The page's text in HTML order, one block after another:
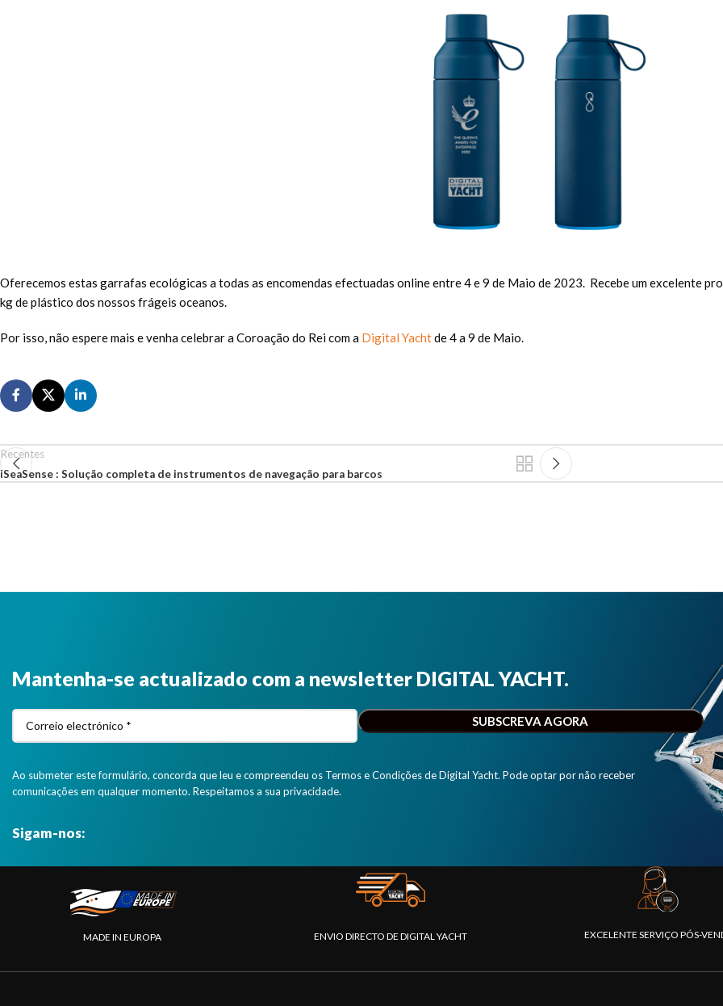
Oferecemos estas garrafas ecológicas a todas as encomendas efectuadas online entre 4 e 9 de Maio de 2023. Recebe um excelente
kg de plástico dos nossos frágeis oceanos.
Por isso, não espere mais e venha celebrar a Coroação do Rei com a Digital Yachtde 4 a 9 de Maio.
Recentes
iSeaSense : Solução completa de instrumentos de navegação para barcos
Mantenha-se actualizado com a newsletter DIGITAL YACHT.
Ao submeter este formulário, concorda que leu e compreendeu os Termos e Condições de Digital Yacht. Pode optar por não receber
comunicações em qualquer momento. Respeitamos a sua privacidade.
Sigam-nos:
MADE IN EUROPA ENVIO DIRECTO DE DIGITAL YACHT EXCELENTE SERVIÇO PÓS-